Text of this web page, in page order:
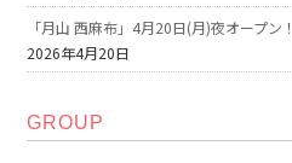
「月山 西麻布」4月20日(月)夜オープン！
2026年4月20日
GROUP